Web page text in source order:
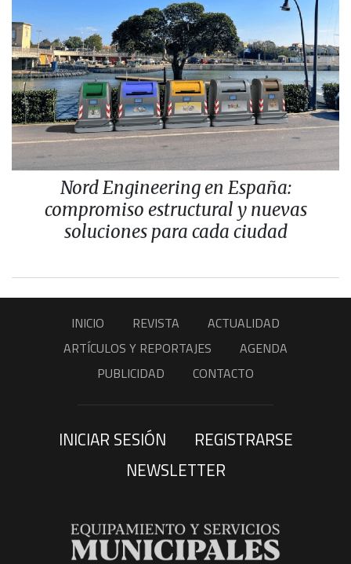
Nord Engineering en España:
compromiso estructural y nuevas
soluciones para cada ciudad
INICIO REVISTA
ACTUALIDAD
ARTÍCULOS Y REPORTAJES
AGENDA
PUBLICIDAD
CONTACTO
INICIAR SESIÓN
REGISTRARSE
NEWSLETTER